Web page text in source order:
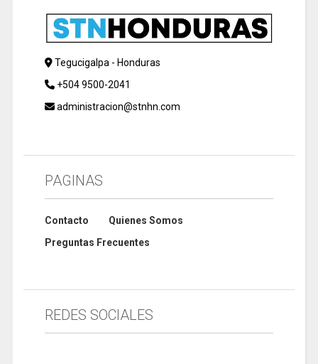
Tegucigalpa - Honduras
+504 9500-2041
administracion@stnhn.com
PAGINAS
Contacto
Quienes Somos
Preguntas Frecuentes
REDES SOCIALES